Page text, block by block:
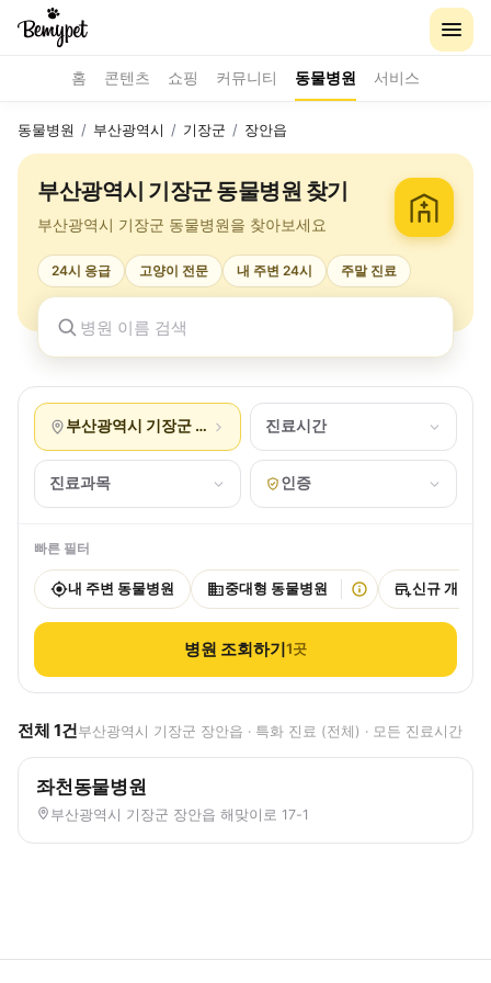
홈 콘텐츠 쇼핑 커뮤니티 동물병원 서비스
동물병원 / 부산광역시 / 기장군 / 장안읍
부산광역시 기장군 동물병원 찾기
부산광역시 기장군 동물병원을 찾아보세요
24시 응급 고양이 전문 내 주변 24시 주말 진료
부산광역시 기장군 장안읍 진료시간
진료과목 인증
빠른 필터
내 주변 동물병원 중대형 동물병원 신규 개원
병원 조회하기1곳
전체 1건부산광역시 기장군 장안읍 · 특화 진료 (전체) · 모든 진료시간
좌천동물병원
부산광역시 기장군 장안읍 해맞이로 17-1